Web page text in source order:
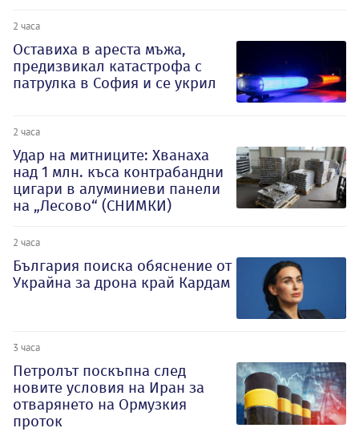
2 часа
Оставиха в ареста мъжа,
предизвикал катастрофа с
патрулка в София и се укрил
2 часа
Удар на митниците: Хванаха
над 1 млн. къса контрабандни
цигари в алуминиеви панели
на „Лесово“ (СНИМКИ)
2 часа
България поиска обяснение от
Украйна за дрона край Кардам
3 часа
Петролът поскъпна след
новите условия на Иран за
отварянето на Ормузкия
проток